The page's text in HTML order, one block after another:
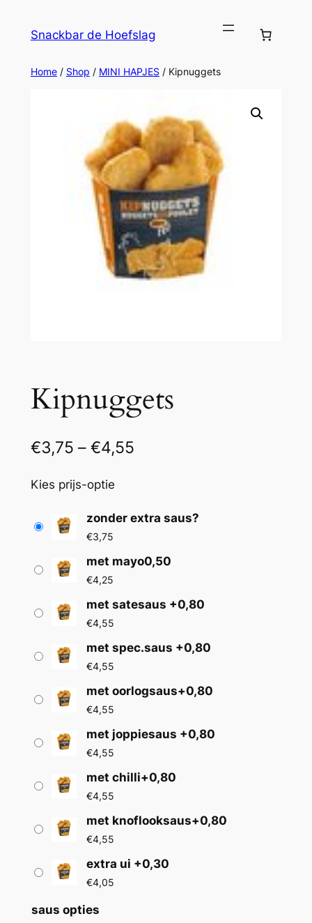
inhoud
Snackbar de Hoefslag
Home/ Shop / MINI HAPJES/ Kipnuggets
Kipnuggets
€3,75 – €4,55P
j
k
s
e
€
7
t
Kies prijs-optie
zonder extra saus?
€3,75
met mayo0,50
€4,25
met satesaus +0,80
€4,55
met spec.saus +0,80
€4,55
met oorlogsaus+0,80
€4,55
met joppiesaus +0,80
€4,55
met chilli+0,80
€4,55
met knoflooksaus+0,80
€4,55
extra ui +0,30
€4,05
saus opties